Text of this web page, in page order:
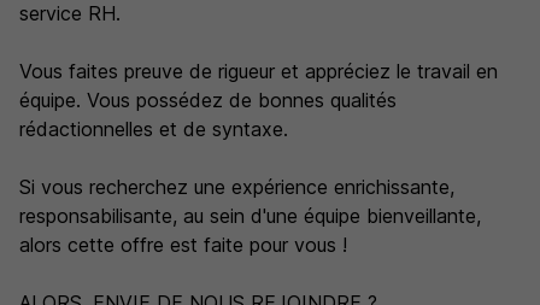
service RH.
Vous faites preuve de rigueur et appréciez le travail en
équipe. Vous possédez de bonnes qualités
rédactionnelles et de syntaxe.
Si vous recherchez une expérience enrichissante,
responsabilisante, au sein d'une équipe bienveillante,
alors cette offre est faite pour vous !